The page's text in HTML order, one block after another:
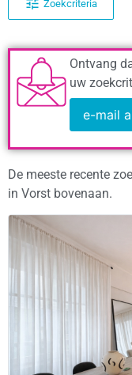
Zoekcriteria
Ontvang
uw
e-mail
De meeste recente
in Vorst bovenaan.